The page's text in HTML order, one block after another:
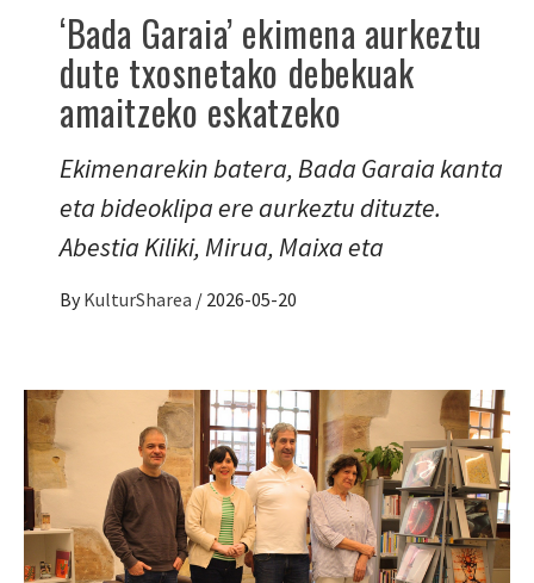
‘Bada Garaia’ ekimena aurkeztu
dute txosnetako debekuak
amaitzeko eskatzeko
Ekimenarekin batera, Bada Garaia kanta
eta bideoklipa ere aurkeztu dituzte.
Abestia Kiliki, Mirua, Maixa eta
By KulturSharea / 2026-05-20